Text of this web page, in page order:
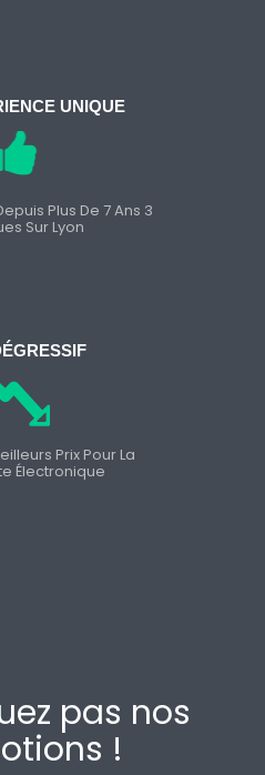
UNIQUE
Plus De 7 Ans 3
Sur Lyon
Prix Pour La
Électronique
pas nos
!